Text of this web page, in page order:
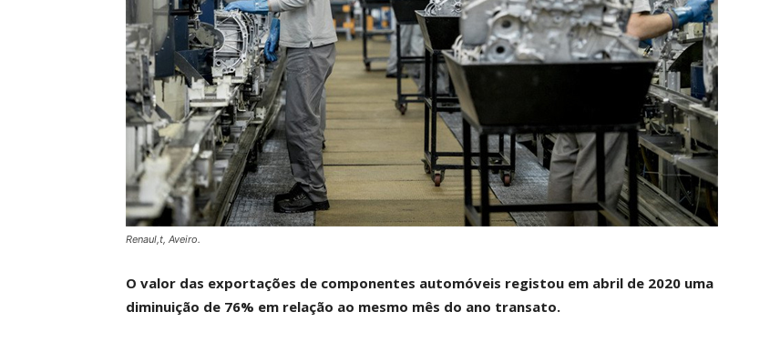
Renaul,t, Aveiro.
O valor das exportações de componentes automóveis registou em abril de 2020 uma
diminuição de 76% em relação ao mesmo mês do ano transato.